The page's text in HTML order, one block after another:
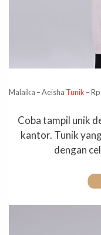
Malaika – Aeisha Tunik –
Coba tampil unik
kantor. Tunik
dengan